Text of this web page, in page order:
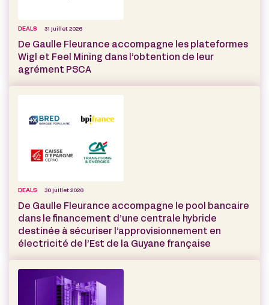
DEALS 31 juillet 2026
De Gaulle Fleurance accompagne les plateformes
Wigl et Feel Mining dans l’obtention de leur
agrément PSCA
DEALS 30 juillet 2026
De Gaulle Fleurance accompagne le pool bancaire
dans le financement d’une centrale hybride
destinée à sécuriser l’approvisionnement en
électricité de l’Est de la Guyane française